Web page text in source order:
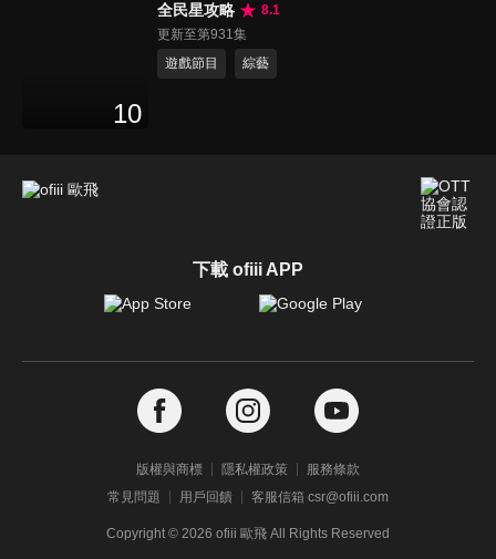
10
全民星攻略
8.1
更新至第931集
遊戲節目
綜藝
下載 ofiii APP
版權與商標 隱私權政策
服務條款
常見問題
用戶回饋 客服信箱 csr@ofiii.com
Copyright © 2026 ofiii 歐飛 All Rights Reserved